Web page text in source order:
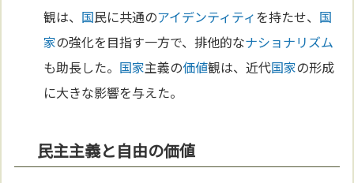
観は、 国民に共通のアイデンティティを持たせ、 国
家の強化を目指す一方で、排他的なナショナリズム
も助長した。 国家主義の価値観は、近代国家の形成
に大きな影響を与えた。
民主主義と自由の価値